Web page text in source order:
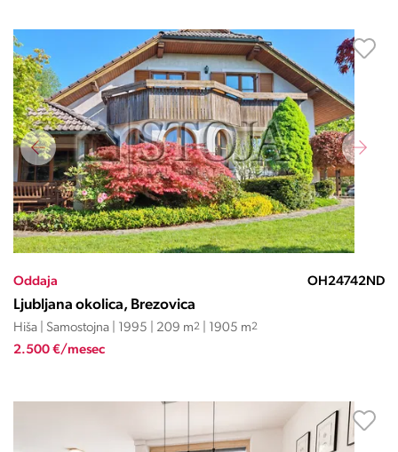
Oddaja OH24742ND
Ljubljana okolica, Brezovica
Hiša | Samostojna | 1995 | 209 m2 | 1905 m2
2.500 €/mesec